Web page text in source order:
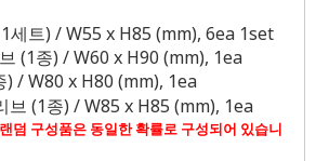
1세트) / W55 x H85 (mm), 6ea 1set
(1종) / W60 x H90 (mm), 1ea
) / W80 x H80 (mm), 1ea
브 (1종) / W85 x H85 (mm), 1ea
덤 구성품은 동일한 확률로 구성되어 있습니